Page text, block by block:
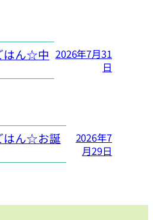
はん☆中 2026年7月31
日
はん☆お誕
2026年7
月29日